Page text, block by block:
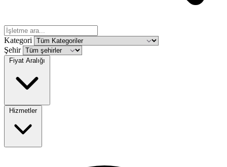
Kategori
Şehir
Fiyat Aralığı
Hizmetler